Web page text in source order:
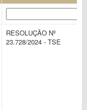
RESOLUÇÃO Nº
23.728/2024 - TSE